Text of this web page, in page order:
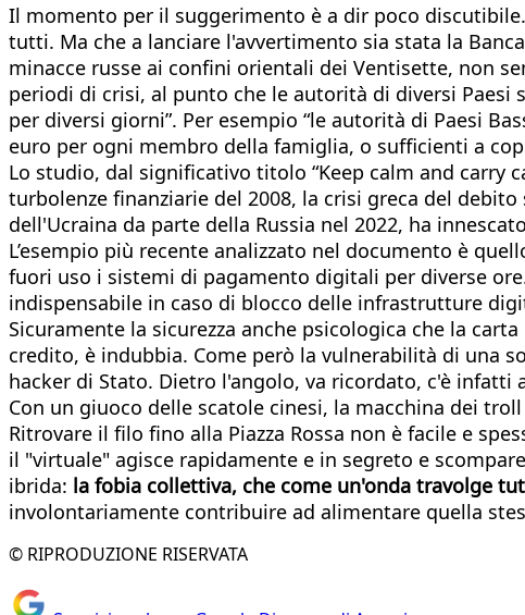
Il momento per il suggerimento è a dir poco
tutti. Ma che a lanciare l'avvertimento sia stata la
minacce russe ai confini orientali dei Ventisette, non
periodi di crisi, al punto che le autorità di diversi
per diversi giorni”. Per esempio “le autorità di Paesi
euro per ogni membro della famiglia, o sufficienti a
Lo studio, dal significativo titolo “Keep calm and carry
turbolenze finanziarie del 2008, la crisi greca del
dell'Ucraina da parte della Russia nel 2022, ha
L’esempio più recente analizzato nel documento è
fuori uso i sistemi di pagamento digitali per diverse
indispensabile in caso di blocco delle infrastrutture
Sicuramente la sicurezza anche psicologica che la
credito, è indubbia. Come però la vulnerabilità di una
hacker di Stato. Dietro l'angolo, va ricordato, c'è
Con un giuoco delle scatole cinesi, la macchina dei
Ritrovare il filo fino alla Piazza Rossa non è facile e
il "virtuale" agisce rapidamente e in segreto e
ibrida: la fobia collettiva, che come un'onda travolge
involontariamente contribuire ad alimentare quella
© RIPRODUZIONE RISERVATA